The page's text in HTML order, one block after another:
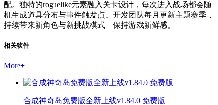
配。独特的roguelike元素融入关卡设计，每次进入战场都会随
机生成道具分布与事件触发点。开发团队每月更新主题赛季，
持续带来新角色与新挑战模式，保持游戏新鲜感。
相关软件
More+
合成神奇岛免费版全新上线v1.84.0 免费版